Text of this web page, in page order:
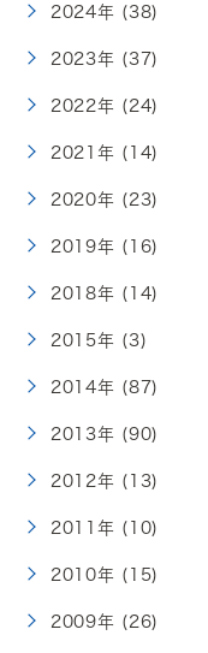
2024年 (38)
2023年 (37)
2022年 (24)
2021年 (14)
2020年 (23)
2019年 (16)
2018年 (14)
2015年 (3)
2014年 (87)
2013年 (90)
2012年 (13)
2011年 (10)
2010年 (15)
2009年 (26)